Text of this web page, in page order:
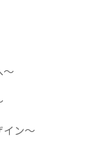
ン～